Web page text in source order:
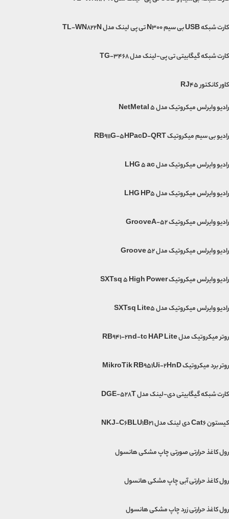
کارت شبکه USB بی‌ سیم N300 تی پی لینک مدل TL-WN822N
کارت شبکه گیگابیتی تی پی-لینک مدل TG-3468
کاور کانکتور RJ45
رادیو وایرلس میکروتیک مدل NetMetal 5
رادیو بی سیم میکروتیک RB911G-5HPacD-QRT
رادیو وایرلس میکروتیک مدل LHG 5 ac
رادیو وایرلس میکروتیک مدل LHG HP5
رادیو وایرلس میکروتیک GrooveA-52
رادیو وایرلس میکروتیک مدل Groove 52
رادیو وایرلس میکروتیک SXTsq 5 High Power
رادیو وایرلس میکروتیک مدل SXTsq Lite5
روتر میکروتیک مدل RB941-2nd-tc HAP Lite
روتر برد میکروتیک MikroTik RB951Ui-2HnD
کارت شبکه گیگابیتی دی-لینک مدل DGE-528T
کیستون Cat6 دی لینک مدل NKJ-C6BLU1B21
رول کاغذ حرارتی صورتی چاپ مشکی هانسول
رول کاغذ حرارتی آبی چاپ مشکی هانسول
رول کاغذ حرارتی زرد چاپ مشکی هانسول